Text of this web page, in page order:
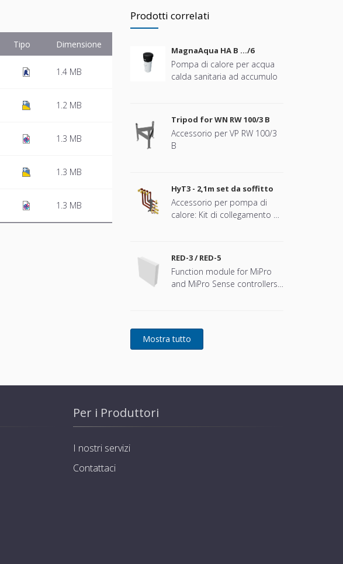
Tipo
Dimensione
1.4 MB
1.2 MB
1.3 MB
1.3 MB
1.3 MB
Prodotti correlati
MagnaAqua HA B …/6
Pompa di calore per acqua
calda sanitaria ad accumulo
Tripod for WN RW 100/3 B
Accessorio per VP RW 100/3
B
HyT3 - 2,1m set da soffitto
Accessorio per pompa di
calore: Kit di collegamento al
RED-3 / RED-5
Function module for MiPro
and MiPro Sense controllers
Per i Produttori
I nostri servizi
Contattaci